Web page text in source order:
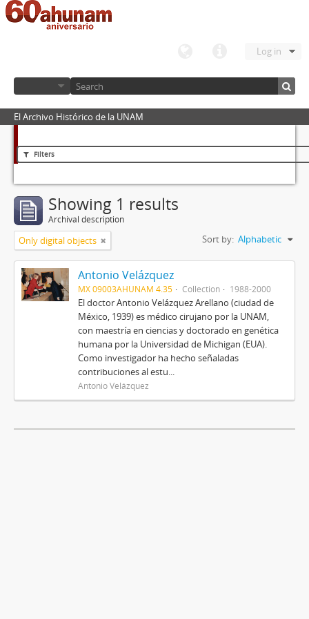
Log in
El Archivo Histórico de la UNAM
Filters
Showing 1 results
Archival description
Only digital objects Sort by: Alphabetic
Antonio Velázquez
MX 09003AHUNAM 4.35 Collection 1988-2000
El doctor Antonio Velázquez Arellano (ciudad de
México, 1939) es médico cirujano por la UNAM,
con maestría en ciencias y doctorado en genética
humana por la Universidad de Michigan (EUA).
Como investigador ha hecho señaladas
contribuciones al estu...
Antonio Velázquez